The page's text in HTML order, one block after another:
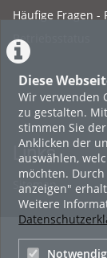
Diese
Wir verwenden
zu gestalten.
stimmen Sie
Anklicken der
auswählen,
möchten.
anzeigen"
Weitere
Notwendig
Häufige Fragen -
Betriebsstatus
Links
Sitemap